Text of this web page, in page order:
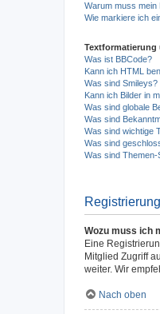
Warum muss mein
Wie markiere ich
Textformatierung
Was ist BBCode?
Kann ich HTML
Was sind Smileys?
Kann ich Bilder in
Was sind globale
Was sind
Was sind wichtige
Was sind
Was sind Themen-
Wozu muss ich
Eine
Mitglied Zugriff
weiter. Wir
Nach oben